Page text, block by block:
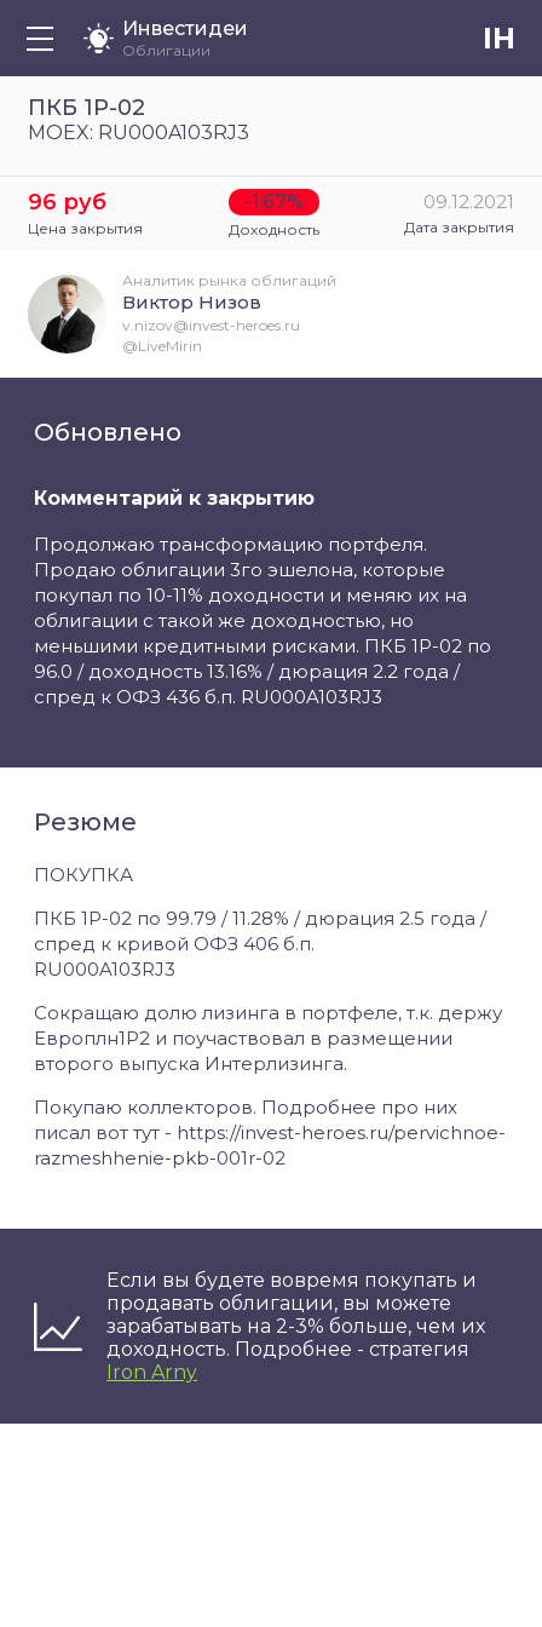
Инвестидеи
Облигации IH
ПКБ 1Р-02
MOEX: RU000A103RJ3
96 руб
Цена закрытия
-1.67%
Доходность
09.12.2021
Дата закрытия
Обновлено
Комментарий к закрытию
Продолжаю трансформацию портфеля.
Продаю облигации 3го эшелона, которые
покупал по 10-11% доходности и меняю их на
облигации с такой же доходностью, но
меньшими кредитными рисками. ПКБ 1Р-02 по
96.0 / доходность 13.16% / дюрация 2.2 года /
спред к ОФЗ 436 б.п. RU000A103RJ3
Резюме
ПОКУПКА
ПКБ 1Р-02 по 99.79 / 11.28% / дюрация 2.5 года /
спред к кривой ОФЗ 406 б.п.
RU000A103RJ3
Сокращаю долю лизинга в портфеле, т.к. держу
Европлн1Р2 и поучаствовал в размещении
второго выпуска Интерлизинга.
Покупаю коллекторов. Подробнее про них
писал вот тут - https://invest-heroes.ru/pervichnoe-
razmeshhenie-pkb-001r-02
Если вы будете вовремя покупать и
продавать облигации, вы можете
зарабатывать на 2-3% больше, чем их
доходность. Подробнее - стратегия
Iron Arny
Аналитик рынка облигаций
Виктор Низов
v.nizov@invest-heroes.ru
@LiveMirin